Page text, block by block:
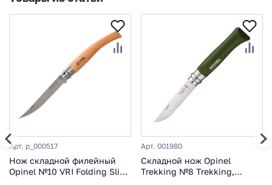
Арт. p_000517
Нож складной филейный
Opinel №10 VRI Folding Slim
Арт. 001980
Складной нож Opinel
Trekking №8 Trekking,